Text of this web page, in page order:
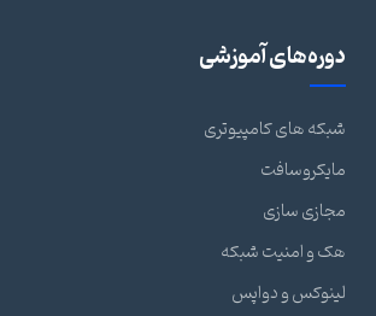
دوره‌های آموزشی
شبکه های کامپیوتری
مایکروسافت
مجازی سازی
هک و امنیت شبکه
لینوکس و دواپس